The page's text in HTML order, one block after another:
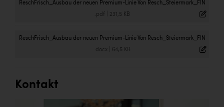
ReschFrisch_Ausbau der neuen Premium-Linie Von Resch_Steiermark_FIN
.pdf 231,5 KB
ReschFrisch_Ausbau der neuen Premium-Linie Von Resch_Steiermark_FIN
.docx| 64,5 KB
Kontakt